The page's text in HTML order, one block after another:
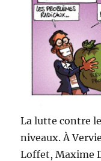
La lutte contre
niveaux. À
Loffet, Maxime